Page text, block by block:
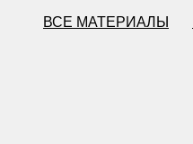
ВСЕ МАТЕРИАЛЫ